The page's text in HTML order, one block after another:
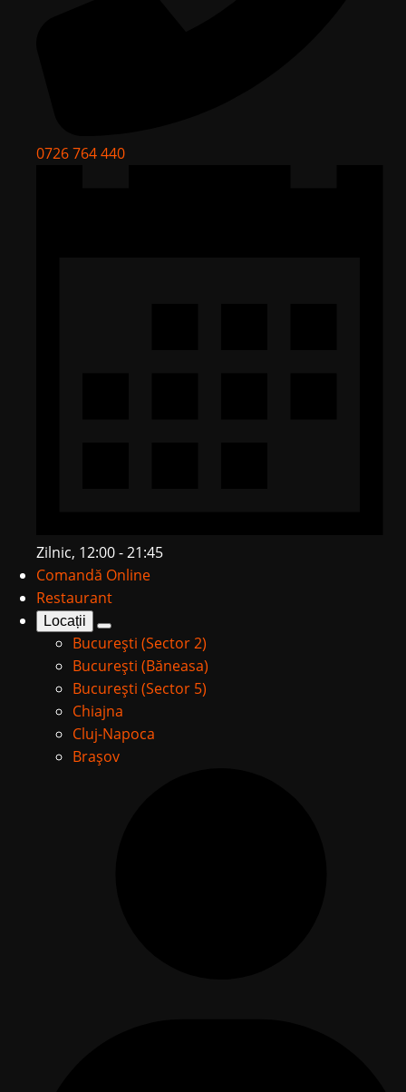
0726 764 440
Zilnic, 12:00 - 21:45
Comandă Online
Restaurant
Locații
București (Sector 2)
București (Băneasa)
București (Sector 5)
Chiajna
Cluj-Napoca
Brașov